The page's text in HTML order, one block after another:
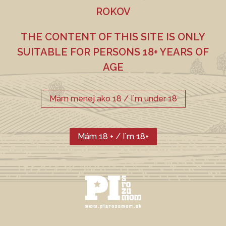
Kúpiť online
AKTUÁLNE
PORTFÓLIO
ROKOV
THE CONTENT OF THIS SITE IS ONLY
SUITABLE FOR PERSONS 18+ YEARS OF
AGE
Mám menej ako 18 / I`m under 18
Mám 18 + / I`m 18+
Weizenbraumalz
CHMEĽ
ALKOHOL
4,7 %
FARBA EBC
12